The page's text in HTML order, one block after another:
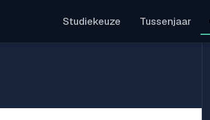
Studiekeuze Tussenjaar